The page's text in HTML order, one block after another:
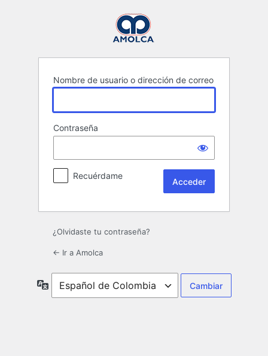
Nombre de usuario o dirección de correo
Contraseña
Recuérdame
¿Olvidaste tu contraseña?
← Ir a Amolca
Idioma